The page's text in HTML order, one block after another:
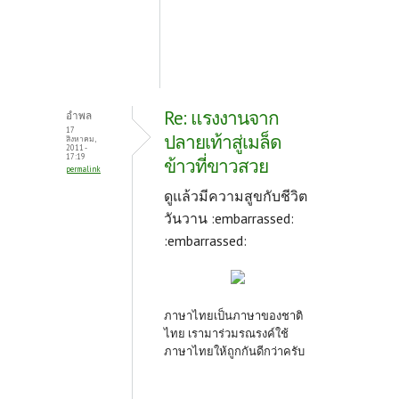
อำพล
17
สิงหาคม,
2011 -
17:19
permalink
Re: แรงงานจาก
ปลายเท้าสู่เมล็ด
ข้าวที่ขาวสวย
ดูแล้วมีความสูขกับชีวิต
วันวาน :embarrassed:
:embarrassed:
ภาษาไทยเป็นภาษาของชาติ
ไทย เรามาร่วมรณรงค์ใช้
ภาษาไทยให้ถูกกันดีกว่าครับ